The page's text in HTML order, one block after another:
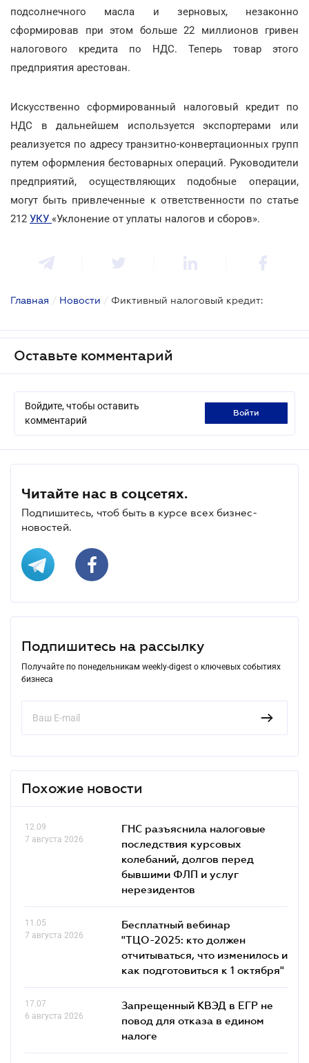
подсолнечного масла и зерновых, незаконно
сформировав при этом больше 22 миллионов гривен
налогового кредита по НДС. Теперь товар этого
предприятия арестован.
Искусственно сформированный налоговый кредит по
НДС в дальнейшем используется экспортерами или
реализуется по адресу транзитно-конвертационных групп
путем оформления бестоварных операций. Руководители
предприятий, осуществляющих подобные операции,
могут быть привлеченные к ответственности по статье
212 УКУ «Уклонение от уплаты налогов и сборов».
Главная / Новости / Фиктивный налоговый кредит:
Оставьте комментарий
Войдите, чтобы оставить
комментарий
войти
Читайте нас в соцсетях.
Подпишитесь, чтоб быть в курсе всех бизнес-
новостей.
Подпишитесь на рассылку
Получайте по понедельникам weekly-digest о ключевых событиях
бизнеса
Похожие новости
12.09
7 августа 2026
ГНС разъяснила налоговые
последствия курсовых
колебаний, долгов перед
бывшими ФЛП и услуг
нерезидентов
11.05
7 августа 2026
Бесплатный вебинар
"ТЦО-2025: кто должен
отчитываться, что изменилось и
как подготовиться к 1 октября"
17.07
6 августа 2026
Запрещенный КВЭД в ЕГР не
повод для отказа в едином
налоге